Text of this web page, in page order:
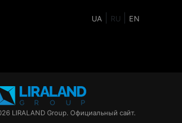
UA RU EN
LIRALAND Group. Официальный сайт.